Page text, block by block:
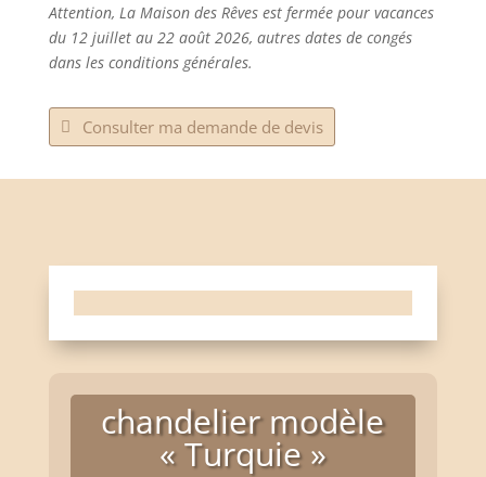
Attention, La Maison des Rêves est fermée pour vacances
du 12 juillet au 22 août 2026, autres dates de congés
dans les conditions générales.
Consulter ma demande de devis
chandelier modèle
« Turquie »